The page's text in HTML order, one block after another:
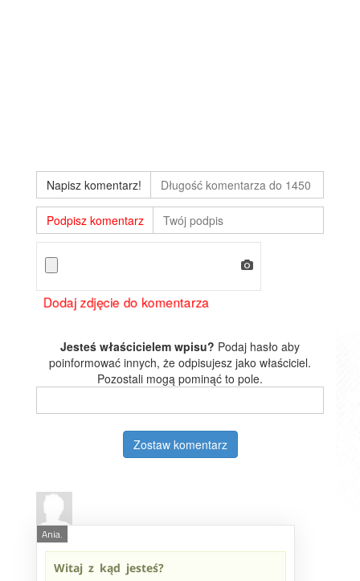
Napisz komentarz!
Podpisz komentarz
Dodaj zdjęcie do komentarza
Jesteś właścicielem wpisu? Podaj hasło aby
poinformować innych, że odpisujesz jako właściciel.
Pozostali mogą pominąć to pole.
Zostaw komentarz
Ania.
Witaj z kąd jesteś?